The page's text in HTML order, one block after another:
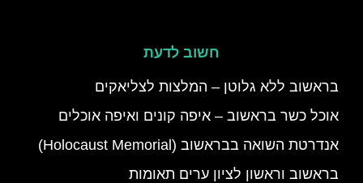
חשוב לדעת
בראשוב ללא גלוטן – המלצות לצליאקים
אוכל כשר בראשוב – איפה קונים ואיפה אוכלים
אנדרטת השואה בבראשוב (Holocaust Memorial)
בראשוב וראשון לציון ערים תאומות